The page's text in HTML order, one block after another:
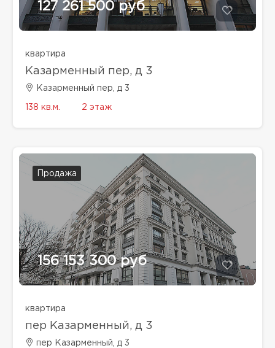
127 261 500 руб
квартира
Казарменный пер, д 3
Казарменный пер, д 3
138 кв.м. 2 этаж
Продажа
156 153 300 руб
квартира
пер Казарменный, д 3
пер Казарменный, д 3